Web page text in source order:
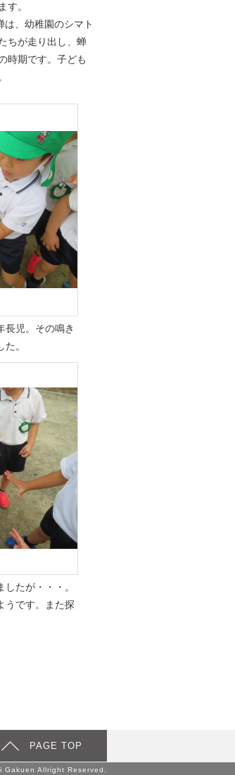
す。
、幼稚園のシマト
ちが走り出し、蝉
時期です。子ども
長児。その鳴き
。
たが・・・。
うです。また探
PAGE TOP
Gakuen Allright Reserved.